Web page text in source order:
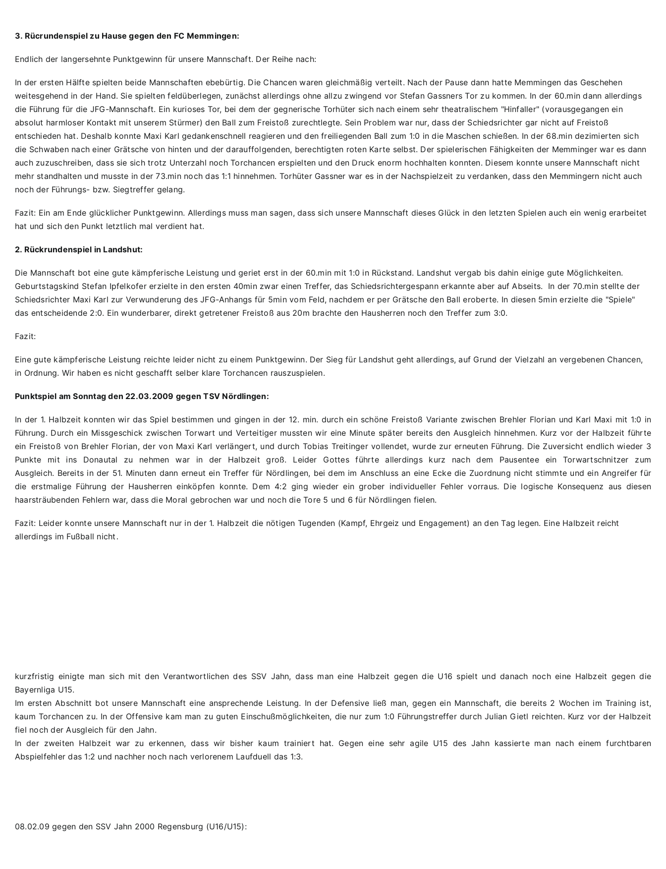
3. Rücrundenspiel zu Hause gegen den FC Memmingen:
Endlich der langersehnte Punktgewinn für unsere Mannschaft. Der Reihe nach:
In der ersten Hälfte spielten beide Mannschaften ebebürtig. Die Chancen waren gleichmäßig verteilt. Nach der Pause dann hatte Memmingen das Geschehen
weitesgehend in der Hand. Sie spielten feldüberlegen, zunächst allerdings ohne allzu zwingend vor Stefan Gassners Tor zu kommen. In der 60.min dann allerdings
die Führung für die JFG-Mannschaft. Ein kurioses Tor, bei dem der gegnerische Torhüter sich nach einem sehr theatralischem "Hinfaller" (vorausgegangen ein
absolut harmloser Kontakt mit unserem Stürmer) den Ball zum Freistoß zurechtlegte. Sein Problem war nur, dass der Schiedsrichter gar nicht auf Freistoß
entschieden hat. Deshalb konnte Maxi Karl gedankenschnell reagieren und den freiliegenden Ball zum 1:0 in die Maschen schießen. In der 68.min dezimierten sich
die Schwaben nach einer Grätsche von hinten und der darauffolgenden, berechtigten roten Karte selbst. Der spielerischen Fähigkeiten der Memminger war es dann
auch zuzuschreiben, dass sie sich trotz Unterzahl noch Torchancen erspielten und den Druck enorm hochhalten konnten. Diesem konnte unsere Mannschaft nicht
mehr standhalten und musste in der 73.min noch das 1:1 hinnehmen. Torhüter Gassner war es in der Nachspielzeit zu verdanken, dass den Memmingern nicht auch
noch der Führungs- bzw. Siegtreffer gelang.
Fazit: Ein am Ende glücklicher Punktgewinn. Allerdings muss man sagen, dass sich unsere Mannschaft dieses Glück in den letzten Spielen auch ein wenig erarbeitet
hat und sich den Punkt letztlich mal verdient hat.
2. Rückrundenspiel in Landshut:
Die Mannschaft bot eine gute kämpferische Leistung und geriet erst in der 60.min mit 1:0 in Rückstand. Landshut vergab bis dahin einige gute Möglichkeiten.
Geburtstagskind Stefan Ipfelkofer erzielte in den ersten 40min zwar einen Treffer, das Schiedsrichtergespann erkannte aber auf Abseits. In der 70.min stellte der
Schiedsrichter Maxi Karl zur Verwunderung des JFG-Anhangs für 5min vom Feld, nachdem er per Grätsche den Ball eroberte. In diesen 5min erzielte die "Spiele"
das entscheidende 2:0. Ein wunderbarer, direkt getretener Freistoß aus 20m brachte den Hausherren noch den Treffer zum 3:0.
Fazit:
Eine gute kämpferische Leistung reichte leider nicht zu einem Punktgewinn. Der Sieg für Landshut geht allerdings, auf Grund der Vielzahl an vergebenen Chancen,
in Ordnung. Wir haben es nicht geschafft selber klare Torchancen rauszuspielen.
Punktspiel am Sonntag den 22.03.2009 gegen TSV Nördlingen:
In der 1. Halbzeit konnten wir das Spiel bestimmen und gingen in der 12. min. durch ein schöne Freistoß Variante zwischen Brehler Florian und Karl Maxi mit 1:0 in
Führung. Durch ein Missgeschick zwischen Torwart und Verteitiger mussten wir eine Minute später bereits den Ausgleich hinnehmen. Kurz vor der Halbzeit führte
ein Freistoß von Brehler Florian, der von Maxi Karl verlängert, und durch Tobias Treitinger vollendet, wurde zur erneuten Führung. Die Zuversicht endlich wieder 3
Punkte mit ins Donautal zu nehmen war in der Halbzeit groß. Leider Gottes führte allerdings kurz nach dem Pausentee ein Torwartschnitzer zum
Ausgleich. Bereits in der 51. Minuten dann erneut ein Treffer für Nördlingen, bei dem im Anschluss an eine Ecke die Zuordnung nicht stimmte und ein Angreifer für
die erstmalige Führung der Hausherren einköpfen konnte. Dem 4:2 ging wieder ein grober individueller Fehler vorraus. Die logische Konsequenz aus diesen
haarsträubenden Fehlern war, dass die Moral gebrochen war und noch die Tore 5 und 6 für Nördlingen fielen.
Fazit: Leider konnte unsere Mannschaft nur in der 1. Halbzeit die nötigen Tugenden (Kampf, Ehrgeiz und Engagement) an den Tag legen. Eine Halbzeit reicht
allerdings im Fußball nicht .
kurzfristig einigte man sich mit den Verantwortlichen des SSV Jahn, dass man eine Halbzeit gegen die U16 spielt und danach noch eine Halbzeit gegen die
Bayernliga U15.
Im ersten Abschnitt bot unsere Mannschaft eine ansprechende Leistung. In der Defensive ließ man, gegen ein Mannschaft, die bereits 2 Wochen im Training ist,
kaum Torchancen zu. In der Offensive kam man zu guten Einschußmöglichkeiten, die nur zum 1:0 Führungstreffer durch Julian Gietl reichten. Kurz vor der Halbzeit
fiel noch der Ausgleich für den Jahn.
In der zweiten Halbzeit war zu erkennen, dass wir bisher kaum trainiert hat. Gegen eine sehr agile U15 des Jahn kassierte man nach einem furchtbaren
Abspielfehler das 1:2 und nachher noch nach verlorenem Laufduell das 1:3.
08.02.09 gegen den SSV Jahn 2000 Regensburg (U16/U15):